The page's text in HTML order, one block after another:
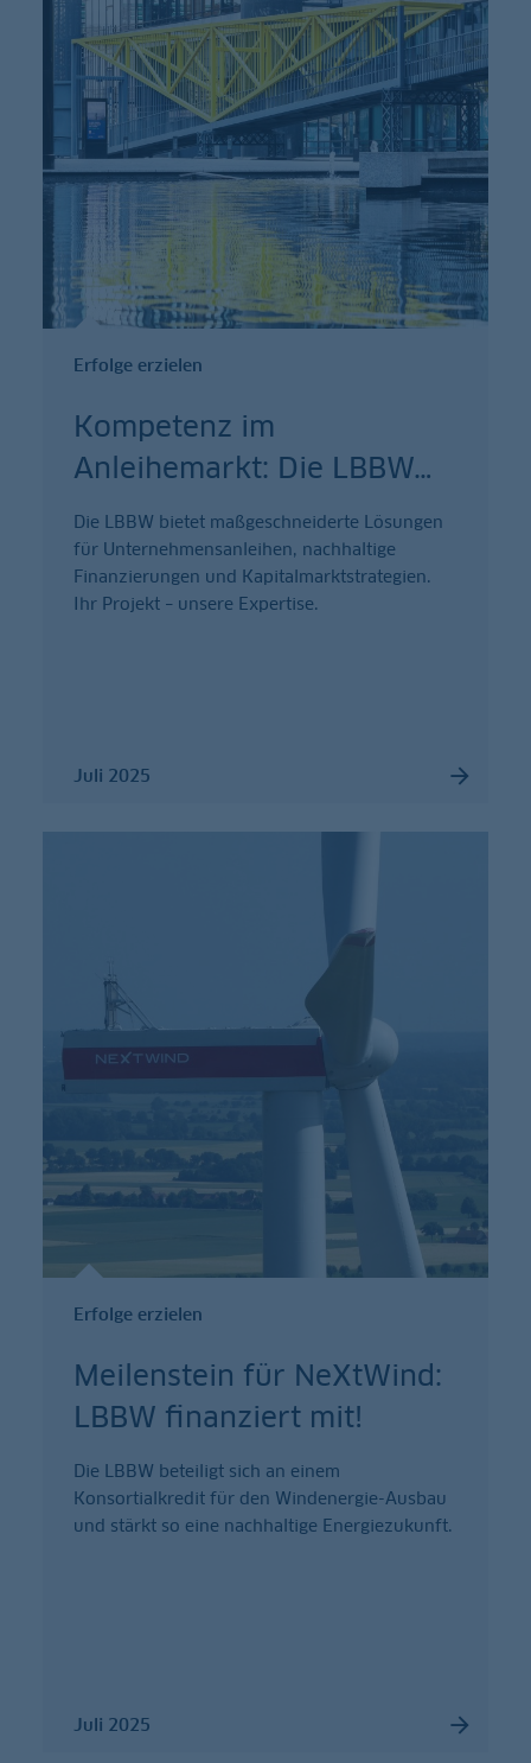
Erfolge erzielen
Kompetenz im
Anleihemarkt: Die LBBW…
Die LBBW bietet maßgeschneiderte Lösungen
für Unternehmensanleihen, nachhaltige
Finanzierungen und Kapitalmarktstrategien.
Ihr Projekt – unsere Expertise.
Juli 2025
Erfolge erzielen
Meilenstein für NeXtWind:
LBBW finanziert mit!
Die LBBW beteiligt sich an einem
Konsortialkredit für den Windenergie-Ausbau
und stärkt so eine nachhaltige Energiezukunft.
Juli 2025